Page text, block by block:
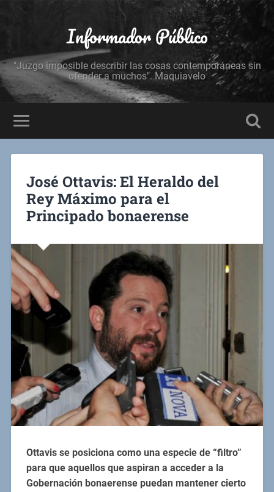
Informador Público
"Juzgo imposible describir las cosas contemporáneas sin
ofender a muchos". Maquiavelo
José Ottavis: El Heraldo del
Rey Máximo para el
Principado bonaerense
Ottavis se posiciona como una especie de “filtro”
para que aquellos que aspiran a acceder a la
Gobernación bonaerense puedan mantener cierto